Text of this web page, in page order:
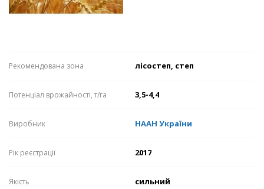
Рекомендована зона лісостеп, степ
Потенціал врожайності, т/га 3,5-4,4
Виробник НААН України
Рік реєстрації 2017
Якість сильний